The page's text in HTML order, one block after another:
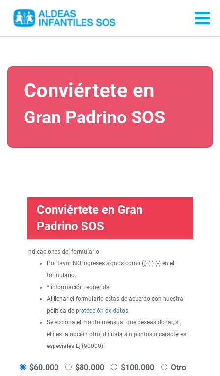
Conviértete en
Gran Padrino SOS
Conviértete en Gran
Padrino SOS
Indicaciones del formulario
Por favor NO ingreses signos como (,) (.) (-) en el
formulario.
* información requerida
Al llenar el formulario estas de acuerdo con nuestra
politica de protección de datos.
Selecciona el monto mensual que deseas donar, si
eliges la opción otro, digitala sin puntos o caracteres
especiales Ej (90000):
$60.000 $80.000 $100.000 Otro